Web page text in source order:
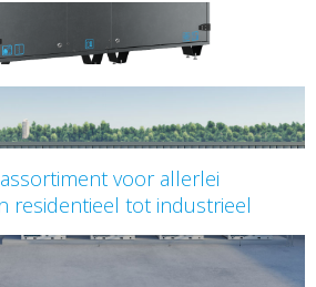
voor allerlei
residentieel tot industrieel